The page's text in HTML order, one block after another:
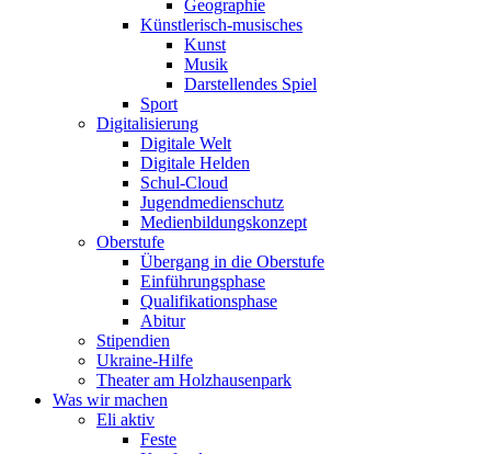
Geographie
Künstlerisch-musisches
Kunst
Musik
Darstellendes Spiel
Sport
Digitalisierung
Digitale Welt
Digitale Helden
Schul-Cloud
Jugendmedienschutz
Medienbildungskonzept
Oberstufe
Übergang in die Oberstufe
Einführungsphase
Qualifikationsphase
Abitur
Stipendien
Ukraine-Hilfe
Theater am Holzhausenpark
Was wir machen
Eli aktiv
Feste